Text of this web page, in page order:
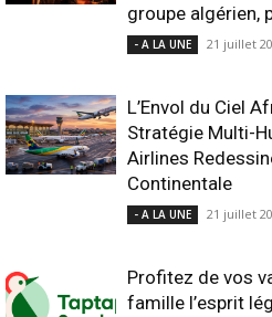
groupe algérien,
- A LA UNE 21 juillet
L’Envol du Ciel
Stratégie Multi-
Airlines
Continentale
- A LA UNE 21 juillet
Profitez de vos
famille l’esprit